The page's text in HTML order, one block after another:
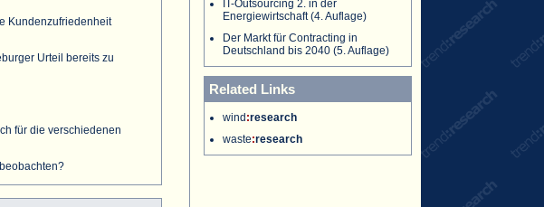
Kundenzufriedenheit
Urteil bereits zu
für die verschiedenen
IT-Outsourcing 2. in der
Energiewirtschaft (4. Auflage)
Der Markt für Contracting in
Deutschland bis 2040 (5. Auflage)
Related Links
wind :research
waste:research